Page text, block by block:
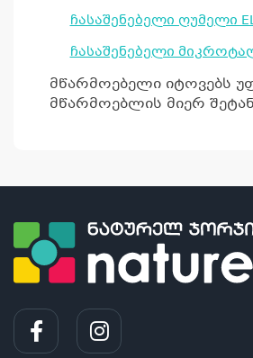
ჩასაშენებელი ღუმელი
ჩასაშენებელი
მწარმოებელი იტოვებს
მწარმოებლის მიერ